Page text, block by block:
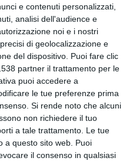
e contenuti personalizzati,
analisi dell'audience e
noi e i nostri
di geolocalizzazione e
del dispositivo. Puoi fare clic
partner il trattamento per le
puoi accedere a
le tue preferenze prima
Si rende noto che alcuni
non richiedere il tuo
a tale trattamento. Le tue
a questo sito web. Puoi
il consenso in qualsiasi
CARTOLINA
(GRATUITO)
QUESTA